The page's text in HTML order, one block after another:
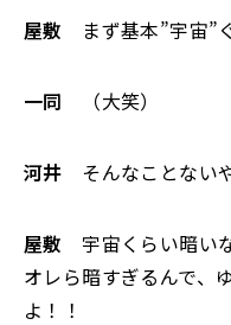
屋敷 まず基本”宇宙”
一同 （大笑）
河井 そんなことない
屋敷 宇宙くらい暗い
オレら暗すぎるんで、
よ！！